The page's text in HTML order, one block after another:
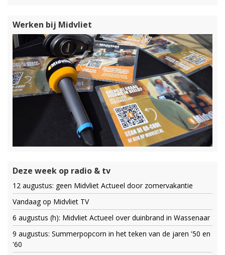
Werken bij Midvliet
Deze week op radio & tv
12 augustus: geen Midvliet Actueel door zomervakantie
Vandaag op Midvliet TV
6 augustus (h): Midvliet Actueel over duinbrand in Wassenaar
9 augustus: Summerpopcorn in het teken van de jaren '50 en
'60